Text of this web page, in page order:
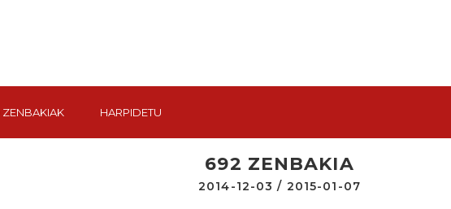
ZENBAKIAK HARPIDETU
692 ZENBAKIA
2014-12-03 / 2015-01-07